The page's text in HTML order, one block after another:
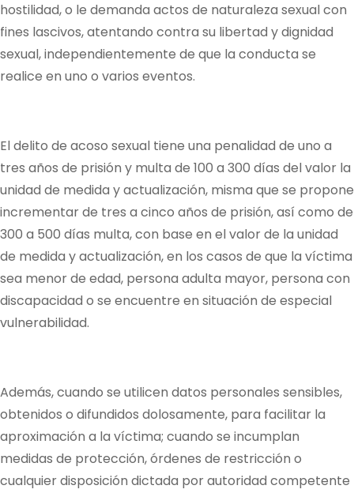
hostilidad, o le demanda actos de naturaleza sexual con
fines lascivos, atentando contra su libertad y dignidad
sexual, independientemente de que la conducta se
realice en uno o varios eventos.
El delito de acoso sexual tiene una penalidad de uno a
tres años de prisión y multa de 100 a 300 días del valor la
unidad de medida y actualización, misma que se propone
incrementar de tres a cinco años de prisión, así como de
300 a 500 días multa, con base en el valor de la unidad
de medida y actualización, en los casos de que la víctima
sea menor de edad, persona adulta mayor, persona con
discapacidad o se encuentre en situación de especial
vulnerabilidad.
Además, cuando se utilicen datos personales sensibles,
obtenidos o difundidos dolosamente, para facilitar la
aproximación a la víctima; cuando se incumplan
medidas de protección, órdenes de restricción o
cualquier disposición dictada por autoridad competente